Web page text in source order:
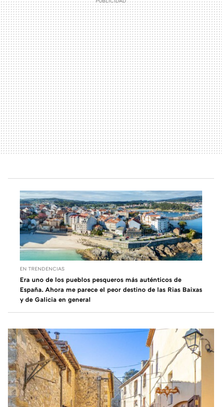
EN TRENDENCIAS
Era uno de los pueblos pesqueros más auténticos de
España. Ahora me parece el peor destino de las Rias Baixas
y de Galicia en general